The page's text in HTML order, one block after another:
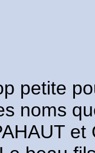
petite
noms
et